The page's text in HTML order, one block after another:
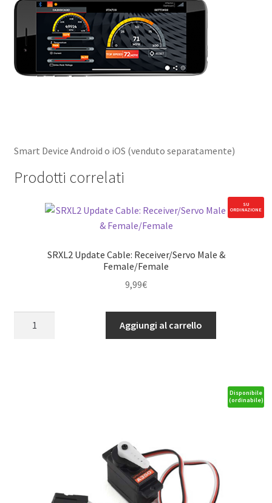
Smart Device Android o iOS (venduto separatamente)
Prodotti correlati
SU
ORDINAZIONE
SRXL2 Update Cable: Receiver/Servo Male &
Female/Female
9,99€
Aggiungi al carrello
Disponibile
(ordinabile)